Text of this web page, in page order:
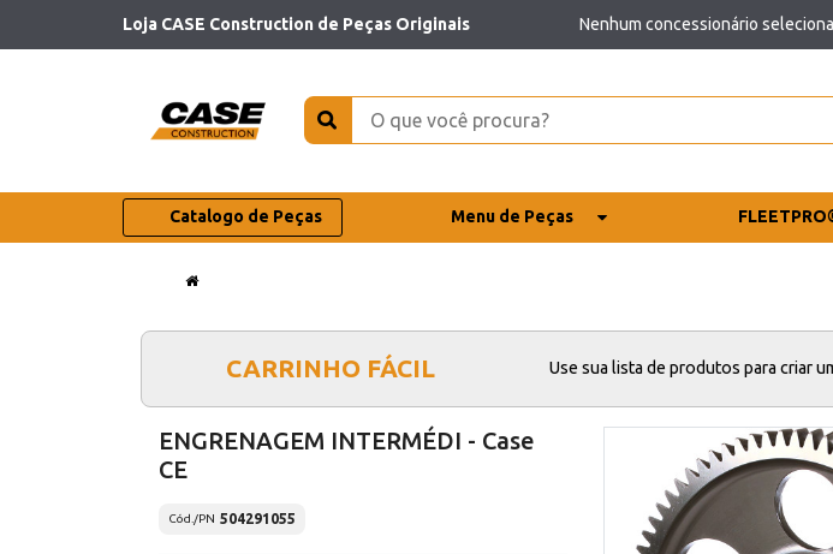
Loja CASE Construction de Peças Originais Nenhum concessionário
Catalogo de Peças Menu de Peças
CARRINHO FÁCIL Use sua lista de produtos para criar
ENGRENAGEM INTERMÉDI - Case
CE
Cód./PN 504291055